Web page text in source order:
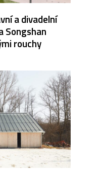
a divadelní
Songshan
rouchy